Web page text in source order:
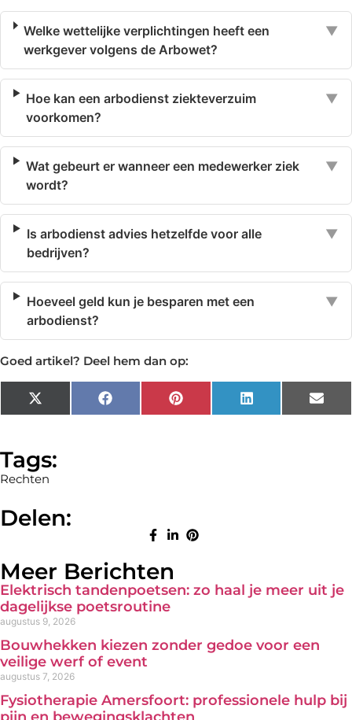
Welke wettelijke verplichtingen heeft een
werkgever volgens de Arbowet?
▼
Hoe kan een arbodienst ziekteverzuim
voorkomen?
▼
Wat gebeurt er wanneer een medewerker ziek
wordt?
▼
Is arbodienst advies hetzelfde voor alle
bedrijven?
▼
Hoeveel geld kun je besparen met een
arbodienst?
▼
Goed artikel? Deel hem dan op:
X
(Twitter)
Facebook Pinterest LinkedIn
Tags:
Rechten
Delen:
Meer Berichten
Elektrisch tandenpoetsen: zo haal je meer uit je
dagelijkse poetsroutine
augustus 9, 2026
Bouwhekken kiezen zonder gedoe voor een
veilige werf of event
augustus 7, 2026
Fysiotherapie Amersfoort: professionele hulp bij